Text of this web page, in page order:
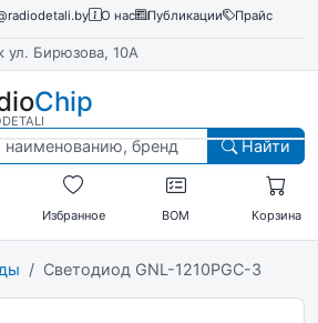
О нас Публикации
Прайс
ул. Бирюзова, 10А
Chip
Найти
Избранное BOM Корзина
Светодиод GNL-1210PGC-3